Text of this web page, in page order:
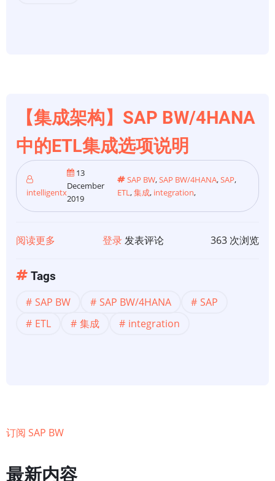
销
流
程
【集成架构】SAP BW/4HANA
中的ETL集成选项说明
intelligentx
13
December
2019
SAP BW,SAP BW/4HANA,SAP,
ETL,集成, integration,
阅读更多
架
构】
成
项
登录发表评论 363 次浏览
Tags
SAP BW SAP BW/4HANA
SAP
ETL
集成 integration
订阅 SAP BW
最新内容